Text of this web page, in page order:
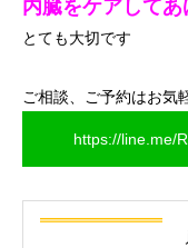
内臓をケアしてあ
とても大切です
ご相談、ご予約はお気
https://line.me/